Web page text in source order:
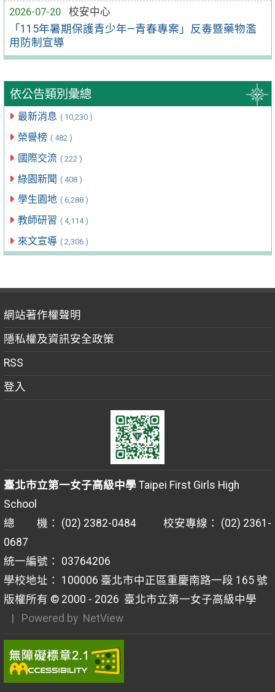
2026-07-20
校安中心
「115年暑期保護青少年—青春專案」反毒暨藥物濫
用防制宣導
依公告類別彙總
最新消息 ( 10,230 )
榮譽榜 ( 482 )
國際交流 ( 222 )
綠園新聞 ( 408 )
學生園地 ( 6,288 )
教師研習 ( 4,114 )
來文宣導 ( 2,306 )
網站著作權聲明
隱私權及資訊安全政策
RSS
登入
臺北市立第一女子高級中學Taipei First Girls High
School
總 機： (02) 2382-0484 校安專線： (02) 2361-
0687
統一編號： 03764206
學校地址： 100006 臺北市中正區重慶南路一段 165 號
版權所有 © 2000 - 2026 臺北市立第一女子高級中學
| Powered by NetView